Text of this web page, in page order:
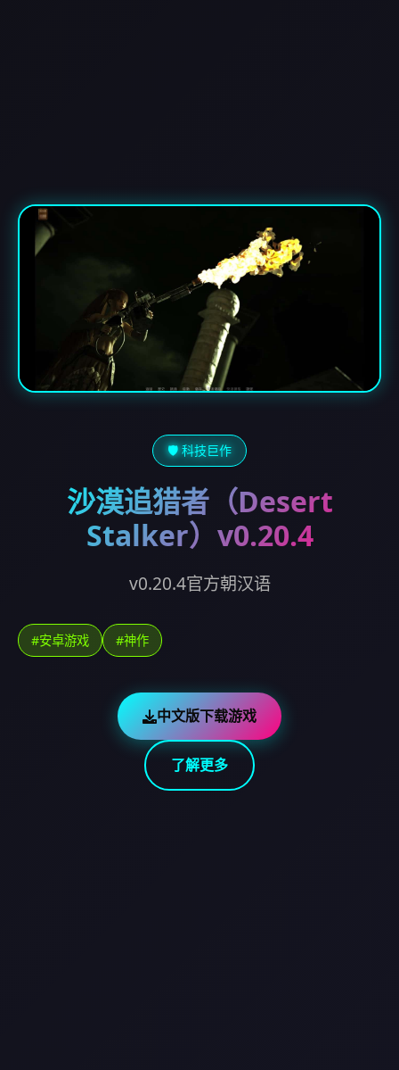
🛡️ 科技巨作
沙漠追猎者（Desert
Stalker）v0.20.4
v0.20.4官方朝汉语
#安卓游戏 #神作
中文版下载游戏
了解更多